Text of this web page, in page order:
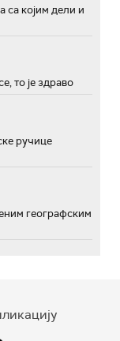
са којим дели и
то је здраво
ручице
географским